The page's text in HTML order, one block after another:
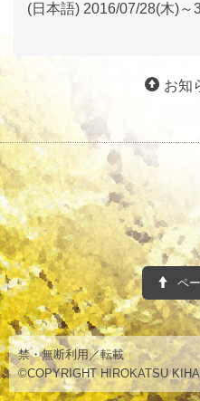
(日本語) 2016/07/28(木)
お知
ペ
禁・無断利用／転載
©COPYRIGHT HIROKATSU